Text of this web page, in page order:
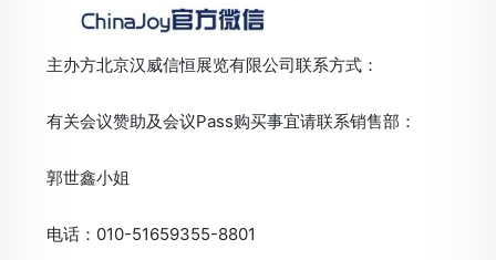
主办方北京汉威信恒展览有限公司联系方式：
有关会议赞助及会议Pass购买事宜请联系销售部：
郭世鑫小姐
电话：010-51659355-8801